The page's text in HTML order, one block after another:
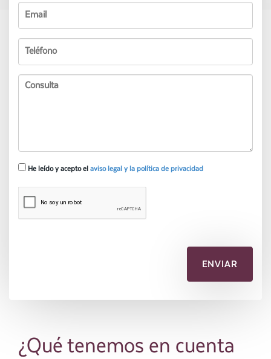
He leído y acepto el aviso legal y la política de privacidad
¿Qué tenemos en cuenta